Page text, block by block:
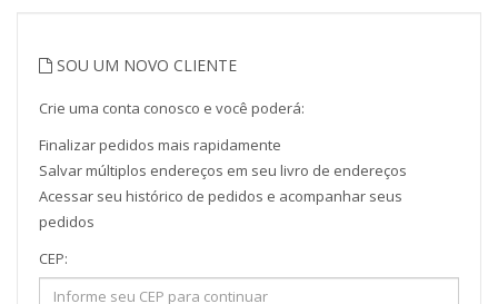
SOU UM NOVO CLIENTE
Crie uma conta conosco e você poderá:
Finalizar pedidos mais rapidamente
Salvar múltiplos endereços em seu livro de endereços
Acessar seu histórico de pedidos e acompanhar seus
pedidos
CEP: